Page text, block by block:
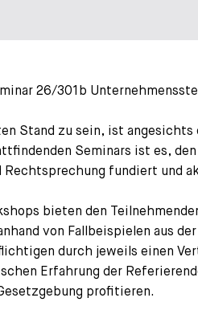
26/301b
Stand zu sein, ist
Seminars ist es,
Rechtsprechung fundiert und
bieten den
von Fallbeispielen aus
durch jeweils einen
Erfahrung der
profitieren.